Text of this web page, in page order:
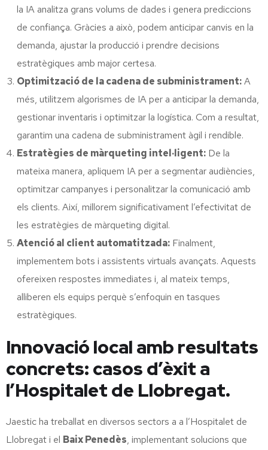
la IA analitza grans volums de dades i genera prediccions
de confiança. Gràcies a això, podem anticipar canvis en la
demanda, ajustar la producció i prendre decisions
estratègiques amb major certesa.
Optimització de la cadena de subministrament:A
més, utilitzem algorismes de IA per a anticipar la demanda,
gestionar inventaris i optimitzar la logística. Com a resultat,
garantim una cadena de subministrament àgil i rendible.
Estratègies de màrqueting intel·ligent: De la
mateixa manera, apliquem IA per a segmentar audiències,
optimitzar campanyes i personalitzar la comunicació amb
els clients. Així, millorem significativament l’efectivitat de
les estratègies de màrqueting digital.
Atenció al client automatitzada: Finalment,
implementem bots i assistents virtuals avançats. Aquests
ofereixen respostes immediates i, al mateix temps,
alliberen els equips perquè s’enfoquin en tasques
estratègiques.
Innovació local amb resultats
concrets: casos d’èxit a
l’Hospitalet de Llobregat.
Jaestic ha treballat en diversos sectors a a l’Hospitalet de
Llobregat i el Baix Penedès, implementant solucions que